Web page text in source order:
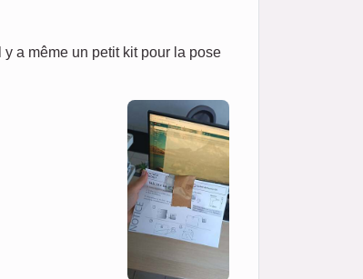
a même un petit kit pour la pose